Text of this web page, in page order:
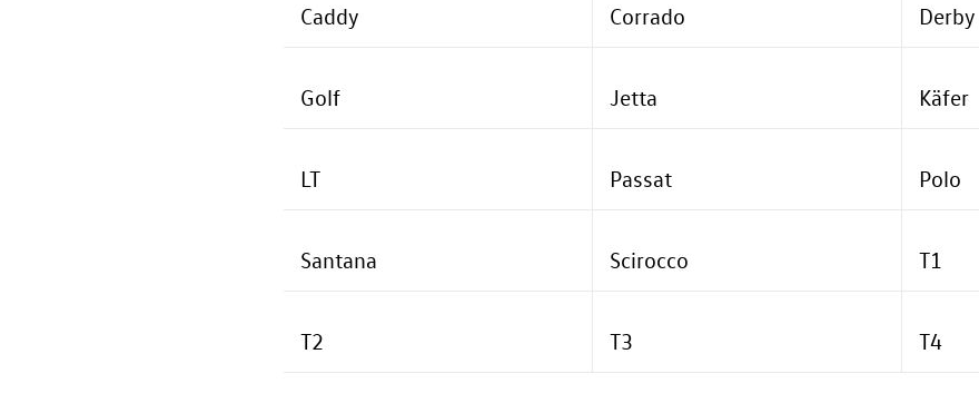
Caddy Corrado Derby
Golf Jetta Käfer
LT Passat Polo
Santana Scirocco T1
T2 T3 T4